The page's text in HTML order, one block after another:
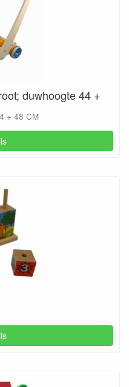
duwhoogte 44 +
+ 48 CM